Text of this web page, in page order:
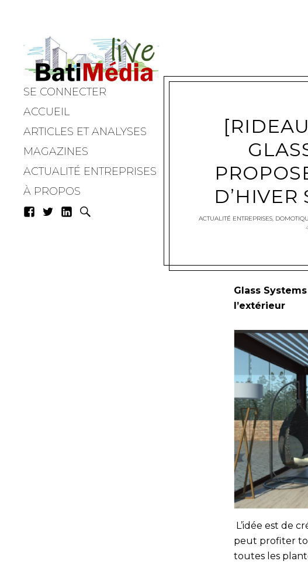
Batimedialive
SE CONNECTER
ACCUEIL
ARTICLES ET ANALYSES
MAGAZINES
ACTUALITÉ ENTREPRISES
À PROPOS
D’HIVER
ACTUALITÉ ENTREPRISES,
Glass
l’extérieur
L’idée est de
peut profiter
toutes les